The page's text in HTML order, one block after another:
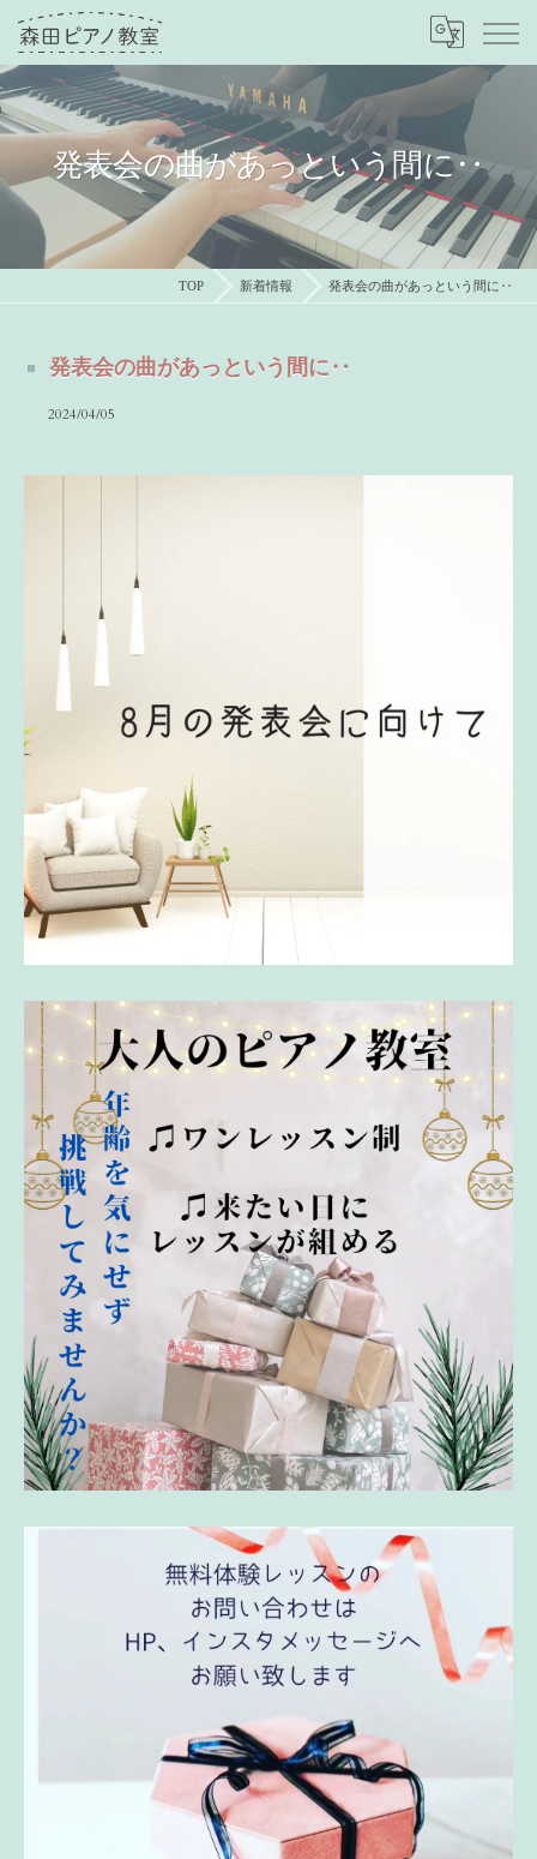
発表会の曲があっという間に‥
TOP 新着情報 発表会の曲があっという間に‥
発表会の曲があっという間に‥
2024/04/05